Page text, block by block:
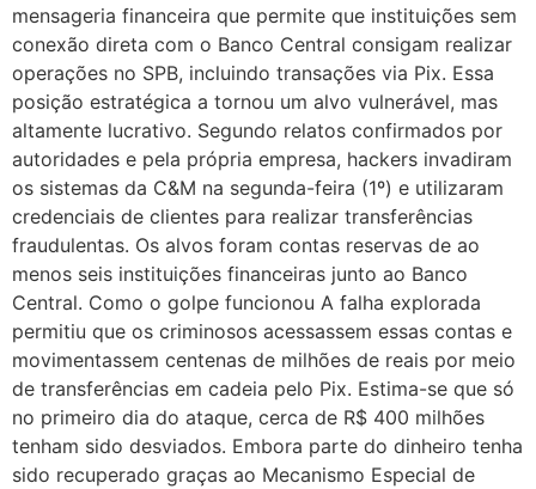
mensageria financeira que permite que instituições sem
conexão direta com o Banco Central consigam realizar
operações no SPB, incluindo transações via Pix. Essa
posição estratégica a tornou um alvo vulnerável, mas
altamente lucrativo. Segundo relatos confirmados por
autoridades e pela própria empresa, hackers invadiram
os sistemas da C&M na segunda-feira (1º) e utilizaram
credenciais de clientes para realizar transferências
fraudulentas. Os alvos foram contas reservas de ao
menos seis instituições financeiras junto ao Banco
Central. Como o golpe funcionou A falha explorada
permitiu que os criminosos acessassem essas contas e
movimentassem centenas de milhões de reais por meio
de transferências em cadeia pelo Pix. Estima-se que só
no primeiro dia do ataque, cerca de R$ 400 milhões
tenham sido desviados. Embora parte do dinheiro tenha
sido recuperado graças ao Mecanismo Especial de